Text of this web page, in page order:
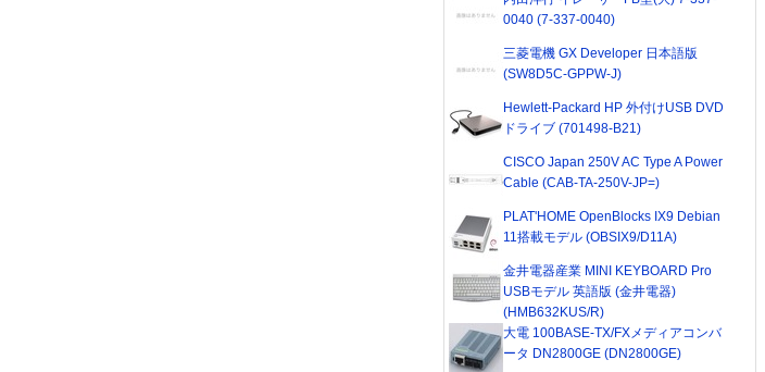
0040 (7-337-0040)
三菱電機 GX Developer 日本語版
(SW8D5C-GPPW-J)
Hewlett-Packard HP 外付けUSB DVD
ドライブ (701498-B21)
CISCO Japan 250V AC Type A Power
Cable (CAB-TA-250V-JP=)
PLAT'HOME OpenBlocks IX9 Debian
11搭載モデル (OBSIX9/D11A)
金井電器産業 MINI KEYBOARD Pro
USBモデル 英語版 (金井電器)
(HMB632KUS/R)
大電 100BASE-TX/FXメディアコンバ
ータ DN2800GE (DN2800GE)